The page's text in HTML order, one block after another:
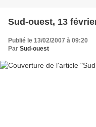
Sud-ouest, 13
Publié le 13/02/2007 à 09:20
Par Sud-ouest